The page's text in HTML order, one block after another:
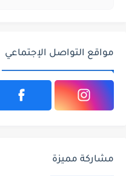
مواقع التواصل الإجتماعي
مشاركة مميزة